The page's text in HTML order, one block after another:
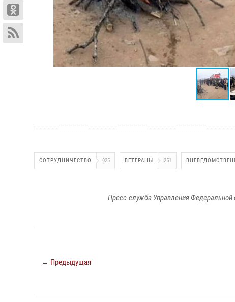
СОТРУДНИЧЕСТВО 925 ВЕТЕРАНЫ 251
Пресс-служба Управления
← Предыдущая